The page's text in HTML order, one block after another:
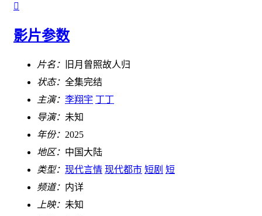

影片参数
片名：
旧月曾照故人归
状态： 全集完结
主演： 李翔宇 丁丁
导演： 未知
年份： 2025
地区： 中国大陆
类型： 现代言情 现代都市 短剧 短
频道： 内详
上映： 未知